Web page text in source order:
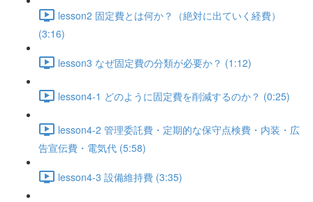
lesson2 固定費とは何か？（絶対に出ていく経費）
(3:16)
lesson3 なぜ固定費の分類が必要か？ (1:12)
lesson4-1 どのように固定費を削減するのか？ (0:25)
lesson4-2 管理委託費・定期的な保守点検費・内装・広
告宣伝費・電気代 (5:58)
lesson4-3 設備維持費 (3:35)